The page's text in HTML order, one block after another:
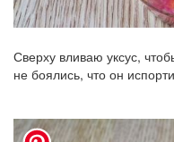
Сверху вливаю уксус,
не боялись, что он